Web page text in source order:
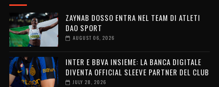
ZAYNAB DOSSO ENTRA NEL TEAM DI ATLETI
DAO SPORT
AUGUST 06, 2026
INTER E BBVA INSIEME: LA BANCA DIGITALE
DIVENTA OFFICIAL SLEEVE PARTNER DEL CLUB
JULY 28, 2026